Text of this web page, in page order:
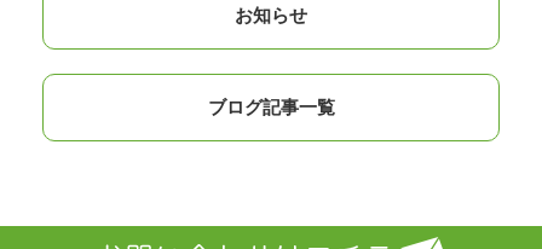
お知らせ
ブログ記事一覧